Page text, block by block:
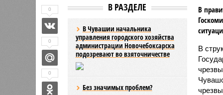
В РАЗДЕЛЕ
В Чувашии начальника
управления городского хозяйства
администрации Новочебоксарска
подозревают во взяточничестве
Без значимых проблем?
В
В
0
0
0